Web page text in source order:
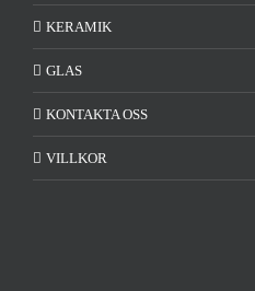
KERAMIK
GLAS
KONTAKTA OSS
VILLKOR